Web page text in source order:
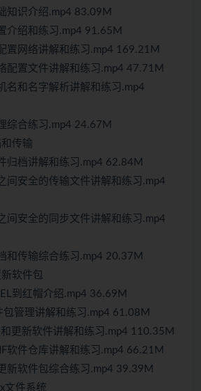
知识介绍.mp4 83.09M
介绍和练习.mp4 91.65M
置网络讲解和练习.mp4 169.21M
配置文件讲解和练习.mp4 47.71M
名和名字解析讲解和练习.mp4
综合练习.mp4 24.67M
传输
归档讲解和练习.mp4 62.84M
间安全的传输文件讲解和练习.mp4
间安全的同步文件讲解和练习.mp4
和传输综合练习.mp4 20.37M
软件包
到红帽介绍.mp4 36.69M
管理讲解和练习.mp4 61.08M
更新软件讲解和练习.mp4 110.35M
软件仓库讲解和练习.mp4 66.21M
新软件包综合练习.mp4 39.39M
文件系统